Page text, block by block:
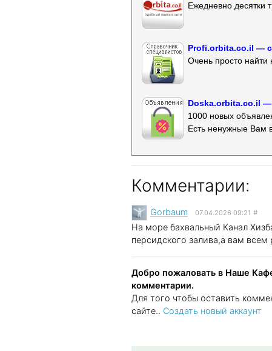
Ежедневно десятки
Profi.orbita.co.il —
Очень просто найти
Doska.orbita.co.il —
1000 новых
Есть ненужные Вам
Комментарии:
Gorbaum 07.04.2026 09:21 #
На море бахвальный Канал
персидского залива,а вам
Добро пожаловать в Наше
комментарии.
Для того чтобы оставить
сайте.. Создать новый аккаунт